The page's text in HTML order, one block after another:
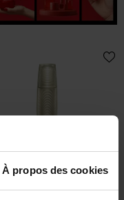
À propos des cookies
SENSAI